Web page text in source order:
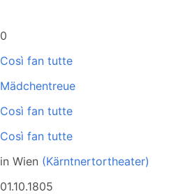
0
Così fan tutte
Mädchentreue
Così fan tutte
Così fan tutte
inWien (Kärntnertortheater)
01.10.1805